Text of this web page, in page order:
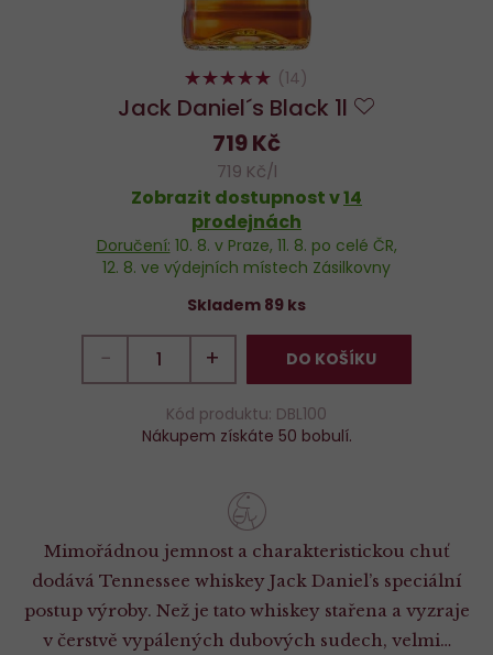
Jack Daniel´s Black 1l
98% (14)
Mimořádnou jemnost a charakteristickou chuť
dodává Tennessee whiskey Jack Daniel’s speciální
postup výroby. Než je tato whiskey stařena a vyzraje
v čerstvě vypálených dubových sudech, velmi…
719 Kč
719 Kč/l
Zobrazit dostupnost v14
prodejnách
Doručení: 10. 8. v Praze, 11. 8. po celé ČR,
12. 8. ve výdejních místech Zásilkovny
Skladem 89 ks
− + DO KOŠÍKU
Kód produktu: DBL100
Nákupem získáte 50 bobulí.